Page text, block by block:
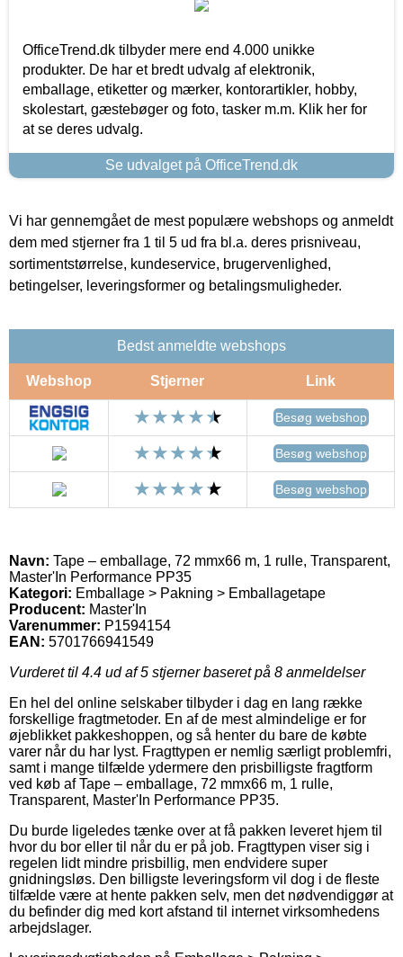
OfficeTrend.dk tilbyder mere end 4.000 unikke
produkter. De har et bredt udvalg af elektronik,
emballage, etiketter og mærker, kontorartikler, hobby,
skolestart, gæstebøger og foto, tasker m.m. Klik her for
at se deres udvalg.
Se udvalget på OfficeTrend.dk
Vi har gennemgået de mest populære webshops og anmeldt
dem med stjerner fra 1 til 5 ud fra bl.a. deres prisniveau,
sortimentstørrelse, kundeservice, brugervenlighed,
betingelser, leveringsformer og betalingsmuligheder.
Bedst anmeldte webshops
Webshop Stjerner Link
Besøg webshop
Besøg webshop
Besøg webshop
Navn: Tape – emballage, 72 mmx66 m, 1 rulle, Transparent,
Master'In Performance PP35
Kategori: Emballage > Pakning > Emballagetape
Producent: Master'In
Varenummer: P1594154
EAN: 5701766941549
Vurderet til 4.4 ud af 5 stjerner baseret på 8 anmeldelser
En hel del online selskaber tilbyder i dag en lang række
forskellige fragtmetoder. En af de mest almindelige er for
øjeblikket pakkeshoppen, og så henter du bare de købte
varer når du har lyst. Fragttypen er nemlig særligt problemfri,
samt i mange tilfælde ydermere den prisbilligste fragtform
ved køb af Tape – emballage, 72 mmx66 m, 1 rulle,
Transparent, Master'In Performance PP35.
Du burde ligeledes tænke over at få pakken leveret hjem til
hvor du bor eller til når du er på job. Fragttypen viser sig i
regelen lidt mindre prisbillig, men endvidere super
gnidningsløs. Den billigste leveringsform vil dog i de fleste
tilfælde være at hente pakken selv, men det nødvendiggør at
du befinder dig med kort afstand til internet virksomhedens
arbejdslager.